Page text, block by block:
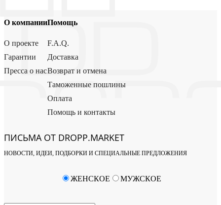
О компании
О проекте
Гарантии
Пресса о нас
Помощь
F.A.Q.
Доставка
Возврат и отмена
Таможенные пошлины
Оплата
Помощь и контакты
ПИСЬМА ОТ DROPP.MARKET
НОВОСТИ, ИДЕИ, ПОДБОРКИ И СПЕЦИАЛЬНЫЕ ПРЕДЛОЖЕНИЯ
ЖЕНСКОЕ МУЖСКОЕ